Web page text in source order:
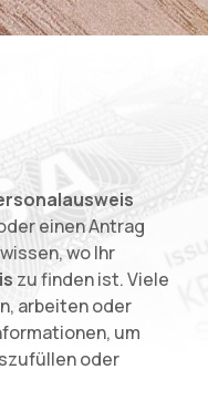
einen Antrag
wo Ihr
zu finden ist. Viele
arbeiten oder
um
oder